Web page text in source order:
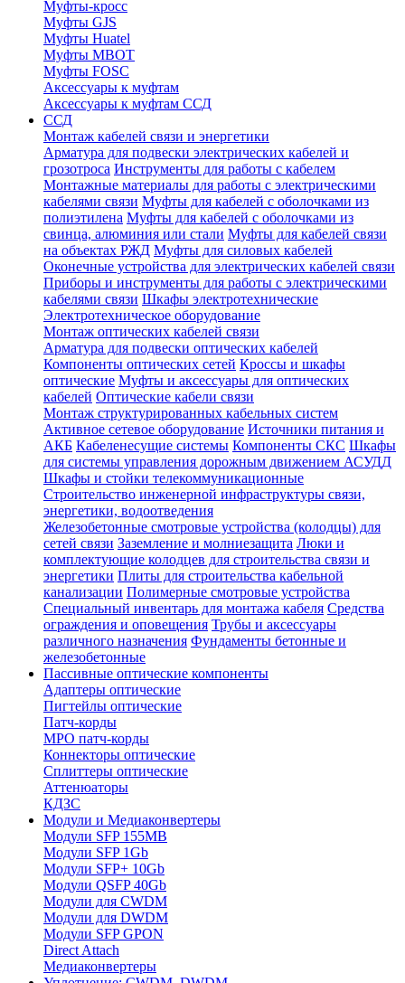
Муфты-кросс
Муфты GJS
Муфты Huatel
Муфты МВОТ
Муфты FOSC
Аксессуары к муфтам
Аксессуары к муфтам ССД
ССД
Монтаж кабелей связи и энергетики
Арматура для подвески электрических кабелей и
грозотроса Инструменты для работы с кабелем
Монтажные материалы для работы с электрическими
кабелями связи Муфты для кабелей с оболочками из
полиэтилена Муфты для кабелей с оболочками из
свинца, алюминия или стали Муфты для кабелей связи
на объектах РЖД Муфты для силовых кабелей
Оконечные устройства для электрических кабелей связи
Приборы и инструменты для работы с электрическими
кабелями связи Шкафы электротехнические
Электротехническое оборудование
Монтаж оптических кабелей связи
Арматура для подвески оптических кабелей
Компоненты оптических сетей Кроссы и шкафы
оптические Муфты и аксессуары для оптических
кабелей Оптические кабели связи
Монтаж структурированных кабельных систем
Активное сетевое оборудование Источники питания и
АКБ Кабеленесущие системы Компоненты СКС Шкафы
для системы управления дорожным движением АСУДД
Шкафы и стойки телекоммуникационные
Строительство инженерной инфраструктуры связи,
энергетики, водоотведения
Железобетонные смотровые устройства (колодцы) для
сетей связи Заземление и молниезащита Люки и
комплектующие колодцев для строительства связи и
энергетики Плиты для строительства кабельной
канализации Полимерные смотровые устройства
Специальный инвентарь для монтажа кабеля Средства
ограждения и оповещения Трубы и аксессуары
различного назначения Фундаменты бетонные и
железобетонные
Пассивные оптические компоненты
Адаптеры оптические
Пигтейлы оптические
Патч-корды
MPO патч-корды
Коннекторы оптические
Сплиттеры оптические
Аттенюаторы
КДЗС
Модули и Медиаконвертеры
Модули SFP 155MB
Модули SFP 1Gb
Модули SFP+ 10Gb
Модули QSFP 40Gb
Модули для CWDM
Модули для DWDM
Модули SFP GPON
Direct Attach
Медиаконвертеры